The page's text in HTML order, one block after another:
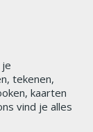
tekenen,
kaarten
vind je alles